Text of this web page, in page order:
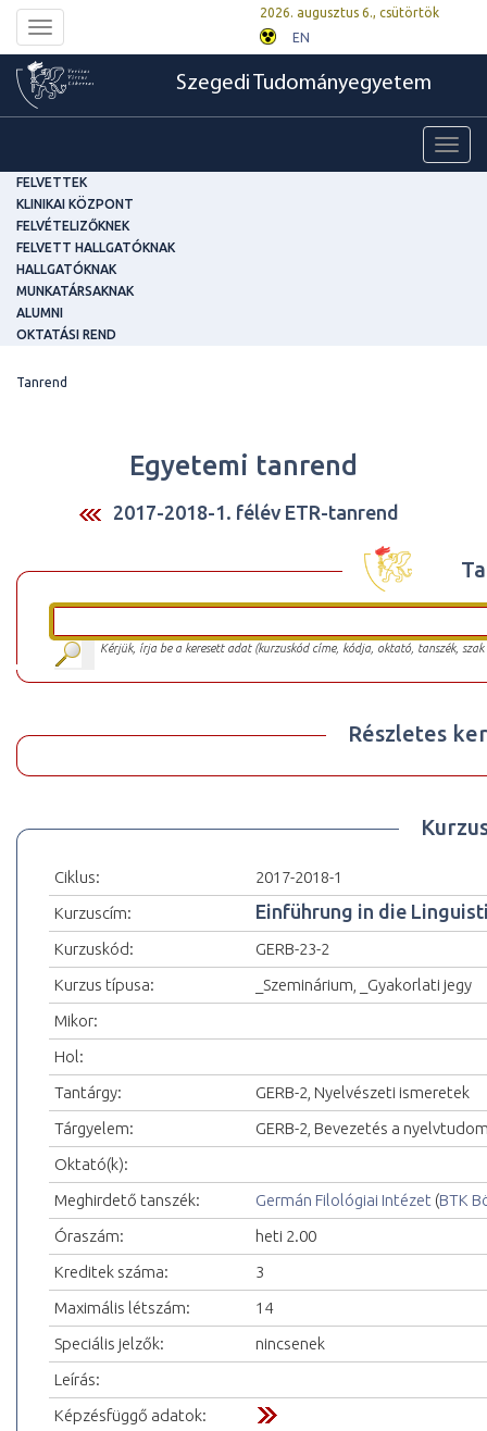
Toggle
navigation
2026. augusztus 6., csütörtök
EN
Szegedi Tudományegyetem
FELVETTEK
KLINIKAI KÖZPONT
FELVÉTELIZŐKNEK
FELVETT HALLGATÓKNAK
HALLGATÓKNAK
MUNKATÁRSAKNAK
ALUMNI
OKTATÁSI REND
Tanrend
Egyetemi tanrend
2017-2018-1. félév ETR-tanrend
Kérjük, írja be a keresett adat (kurzuskód címe, kódja, oktató, tanszék,
Részletes
Ciklus:
2017-2018-1
Kurzuscím:
Einführung in die
Kurzuskód:
GERB-23-2
Kurzus típusa:
_Szeminárium, _Gyakorlati jegy
Mikor:
Hol:
Tantárgy:
GERB-2, Nyelvészeti ismeretek
Tárgyelem:
GERB-2, Bevezetés a
Oktató(k):
Meghirdető tanszék:
Germán Filológiai Intézet (BTK
Óraszám:
heti 2.00
Kreditek száma:
3
Maximális létszám:
14
Speciális jelzők:
nincsenek
Leírás:
Képzésfüggő adatok: